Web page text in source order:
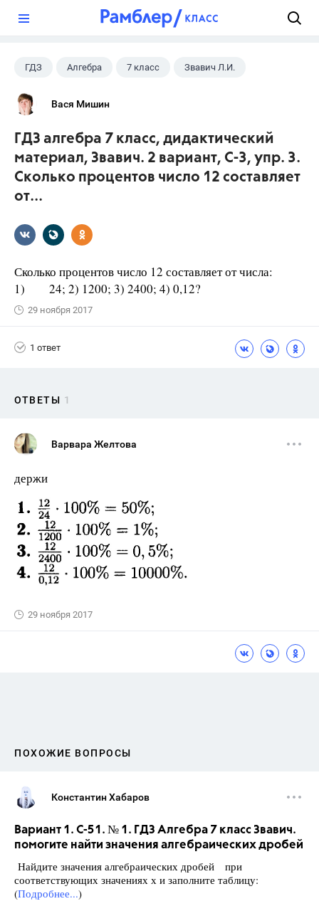
ГДЗ Алгебра 7 класс Звавич Л.И.
Вася Мишин
ГДЗ алгебра 7 класс, дидактический
материал, Звавич. 2 вариант, С-3, упр. 3.
Сколько процентов число 12 составляет
от...
Сколько процентов число 12 составляет от числа:
1) 24; 2) 1200; 3) 2400; 4) 0,12?
29 ноября 2017
1 ответ
ОТВЕТЫ 1
Варвара Желтова
держи
29 ноября 2017
ПОХОЖИЕ ВОПРОСЫ
Константин Хабаров
Вариант 1. С-51. № 1. ГДЗ Алгебра 7 класс Звавич.
помогите найти значения алгебраических дробей
Найдите значения алгебраических дробей при
соответствующих значениях х и заполните таблицу:
(Подробнее...)